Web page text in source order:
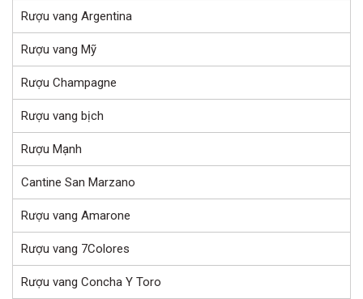
Rượu vang Argentina
Rượu vang Mỹ
Rượu Champagne
Rượu vang bịch
Rượu Mạnh
Cantine San Marzano
Rượu vang Amarone
Rượu vang 7Colores
Rượu vang Concha Y Toro